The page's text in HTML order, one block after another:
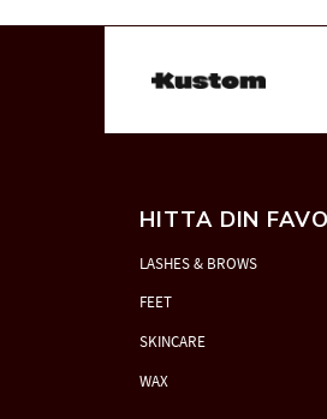
HITTA DIN
LASHES & BROWS
FEET
SKINCARE
WAX